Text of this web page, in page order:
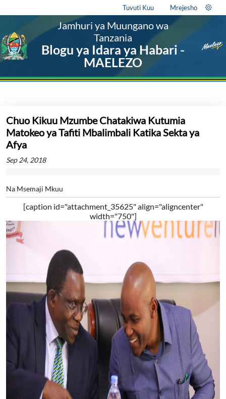
Tuvuti Kuu Mrejesho
Jamhuri ya Muungano wa
Tanzania
Blogu ya Idara ya Habari -
MAELEZO
Chuo Kikuu Mzumbe Chatakiwa Kutumia
Matokeo ya Tafiti Mbalimbali Katika Sekta ya
Afya
Sep 24, 2018
Na Msemaji Mkuu
[caption id="attachment_35625" align="aligncenter"
width="750"]